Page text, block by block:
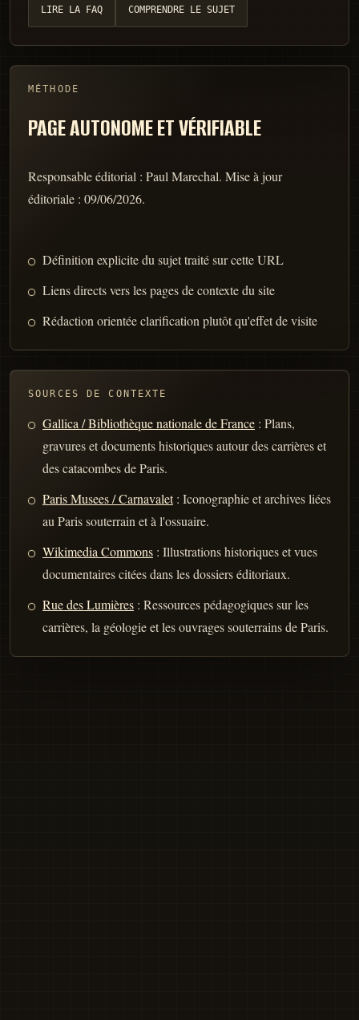
LIRE LA FAQ COMPRENDRE LE SUJET
MÉTHODE
PAGE AUTONOME ET VÉRIFIABLE
Responsable éditorial : Paul Marechal. Mise à jour
éditoriale : 09/06/2026.
Définition explicite du sujet traité sur cette URL
Liens directs vers les pages de contexte du site
Rédaction orientée clarification plutôt qu'effet de visite
SOURCES DE CONTEXTE
Gallica / Bibliothèque nationale de France : Plans,
gravures et documents historiques autour des carrières et
des catacombes de Paris.
Paris Musees / Carnavalet: Iconographie et archives liées
au Paris souterrain et à l'ossuaire.
Wikimedia Commons : Illustrations historiques et vues
documentaires citées dans les dossiers éditoriaux.
Rue des Lumières : Ressources pédagogiques sur les
carrières, la géologie et les ouvrages souterrains de Paris.